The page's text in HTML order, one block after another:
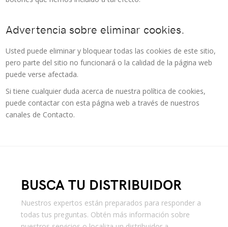
Advertencia sobre eliminar cookies.
Usted puede eliminar y bloquear todas las cookies de este sitio,
pero parte del sitio no funcionará o la calidad de la página web
puede verse afectada.
Si tiene cualquier duda acerca de nuestra política de cookies,
puede contactar con esta página web a través de nuestros
canales de Contacto.
BUSCA TU DISTRIBUIDOR
Nuestros expertos están preparados para responder a
todas tus preguntas. Obtén más información sobre